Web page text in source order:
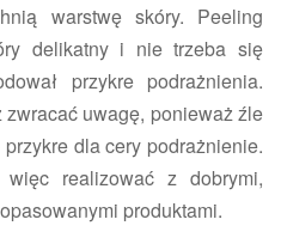
warstwę skóry. Peeling
delikatny i nie trzeba się
przykre podrażnienia.
uwagę, ponieważ źle
dla cery podrażnienie.
realizować z dobrymi,
produktami.